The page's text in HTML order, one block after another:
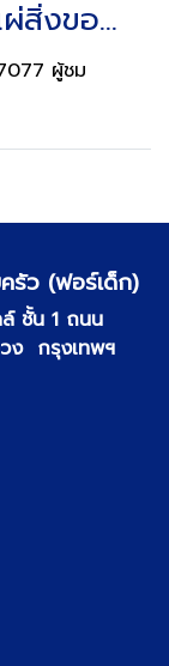
เผื่อแผ่สิ่งของเพื่อผู้ยากไร้ & ด้วยน้ำใจและไมตรี
ผู้ชม
รัว (ฟอร์เด็ก)
ชั้น 1 ถนน
ง กรุงเทพฯ